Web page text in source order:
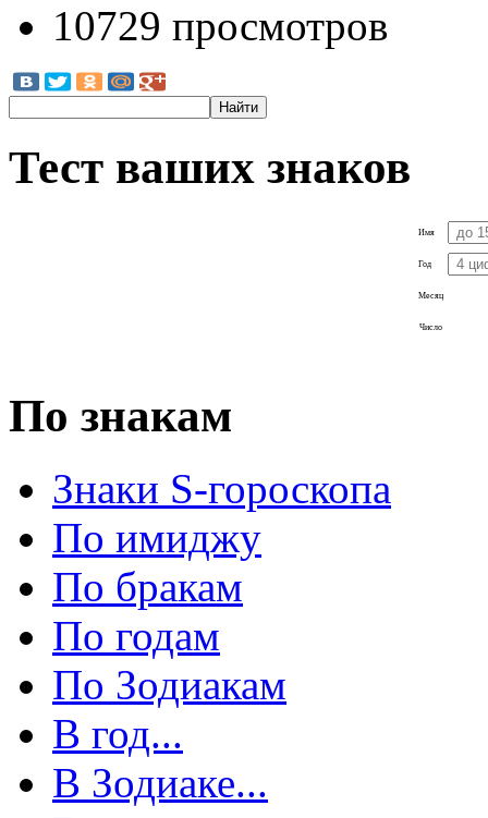
10729 просмотров
Тест ваших знаков
Имя
Год
Месяц
Число
По знакам
Знаки S-гороскопа
По имиджу
По бракам
По годам
По Зодиакам
В год...
В Зодиаке...